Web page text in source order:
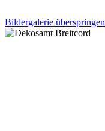
Bildergalerie überspringen